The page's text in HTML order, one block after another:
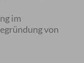
im
von